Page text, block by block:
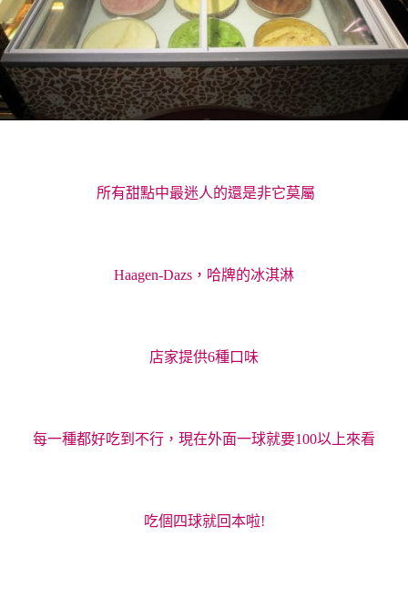
所有甜點中最迷人的還是非它莫屬
Haagen-Dazs，哈牌的冰淇淋
店家提供6種口味
每一種都好吃到不行，現在外面一球就要100以上來看
吃個四球就回本啦!